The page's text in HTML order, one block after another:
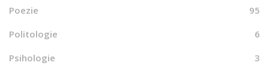
Poezie
95
Politologie
6
Psihologie
3